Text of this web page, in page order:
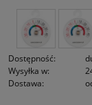
Dostępność:
Wysyłka w:
Dostawa:
Cena nie